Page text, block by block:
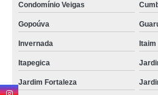
tomografia do crânio com contraste Tatuapé
clínica para tomografia renal São Mateus
tomografia bexiga Vila Matilde
tomografias bexiga Vila Barros
tomografia do tórax preço Cidade Patriarca
Condomínio Veigas
Gopoúva
Invernada Itaim
Itapegica
Jardim Fortaleza